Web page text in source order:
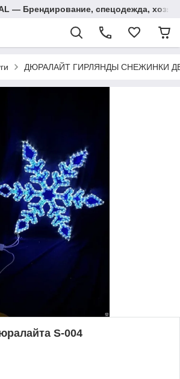
— Брендирование, спецодежда,
ДЮРАЛАЙТ ГИРЛЯНДЫ СНЕЖИНКИ
S-004